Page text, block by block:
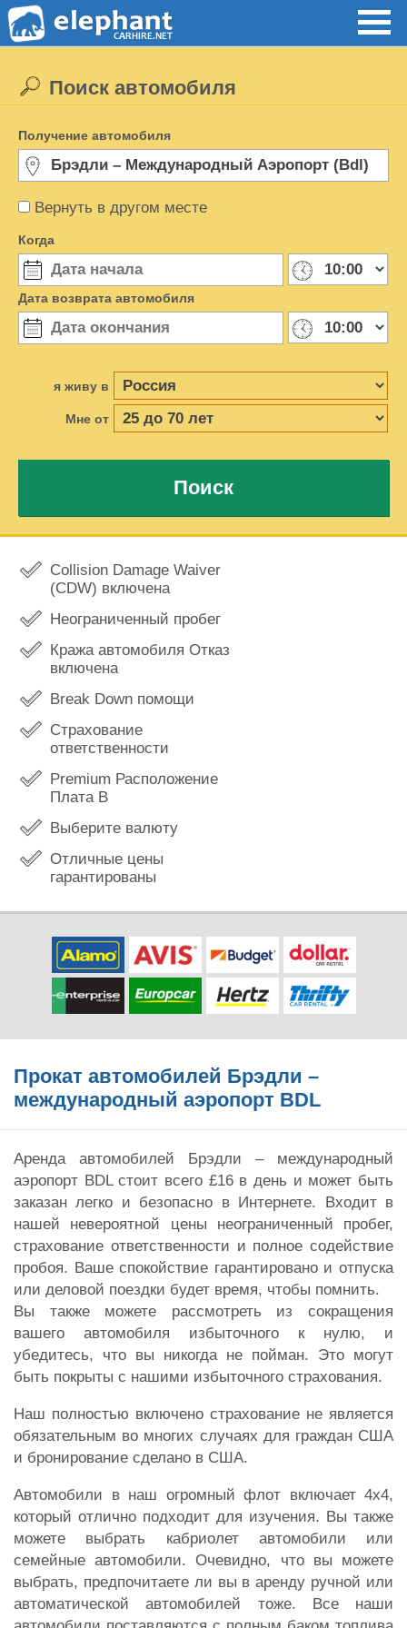
Вернуть в другом месте
Поиск автомобиля
Получение автомобиля
Когда
Дата возврата автомобиля
я живу в
Мне от
Поиск
Collision Damage Waiver
(CDW) включена
Неограниченный пробег
Кража автомобиля Отказ
включена
Break Down помощи
Страхование
ответственности
Premium Расположение
Плата В
Выберите валюту
Отличные цены
гарантированы
Прокат автомобилей Брэдли –
международный аэропорт BDL
Аренда автомобилей Брэдли – международный
аэропорт BDL стоит всего £16 в день и может быть
заказан легко и безопасно в Интернете. Входит в
нашей невероятной цены неограниченный пробег,
страхование ответственности и полное содействие
пробоя. Ваше спокойствие гарантировано и отпуска
или деловой поездки будет время, чтобы помнить.
Вы также можете рассмотреть из сокращения
вашего автомобиля избыточного к нулю, и
убедитесь, что вы никогда не пойман. Это могут
быть покрыты с нашими избыточного страхования.
Наш полностью включено страхование не является
обязательным во многих случаях для граждан США
и бронирование сделано в США.
Автомобили в наш огромный флот включает 4х4,
который отлично подходит для изучения. Вы также
можете выбрать кабриолет автомобили или
семейные автомобили. Очевидно, что вы можете
выбрать, предпочитаете ли вы в аренду ручной или
автоматической автомобилей тоже. Все наши